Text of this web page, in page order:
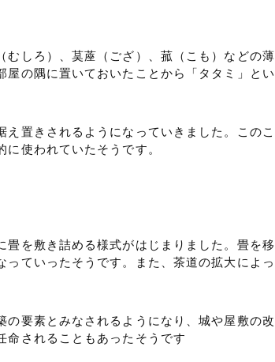
しろ）、茣蓙（ござ）、菰（こも）などの薄
の隅に置いておいたことから「タタミ」とい
置きされるようになっていきました。このこ
使われていたそうです。
を敷き詰める様式がはじまりました。畳を移
ていったそうです。また、茶道の拡大によっ
要素とみなされるようになり、城や屋敷の改
命されることもあったそうです